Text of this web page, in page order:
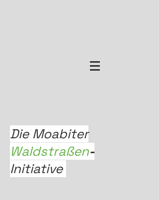
Die Moabiter
Waldstraßen-
Initiative